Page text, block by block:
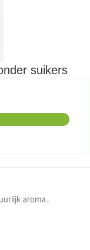
suikers
aroma ,